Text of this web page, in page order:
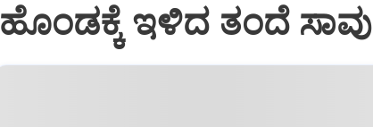
ಹೊಂಡಕ್ಕೆ ಇಳಿದ ತಂದೆ ಸಾವು